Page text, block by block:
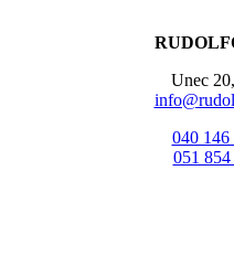
Unec
040 146
051